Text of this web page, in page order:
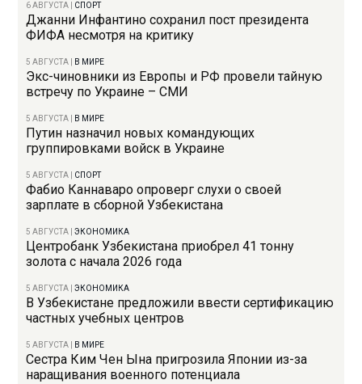
6 АВГУСТА СПОРТ
Джанни Инфантино сохранил пост президента
ФИФА несмотря на критику
5 АВГУСТА В МИРЕ
Экс-чиновники из Европы и РФ провели тайную
встречу по Украине – СМИ
5 АВГУСТА В МИРЕ
Путин назначил новых командующих
группировками войск в Украине
5 АВГУСТА СПОРТ
Фабио Каннаваро опроверг слухи о своей
зарплате в сборной Узбекистана
5 АВГУСТА |ЭКОНОМИКА
Центробанк Узбекистана приобрел 41 тонну
золота с начала 2026 года
5 АВГУСТА |ЭКОНОМИКА
В Узбекистане предложили ввести сертификацию
частных учебных центров
5 АВГУСТА В МИРЕ
Сестра Ким Чен Ына пригрозила Японии из-за
наращивания военного потенциала